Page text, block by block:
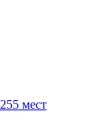
255 мест